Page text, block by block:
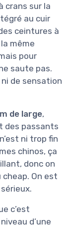
crans sur la
au cuir
ceintures à
même
pour
saute pas.
ni de sensation
de large,
des passants
ni trop fin
chinos, ça
donc on
cheap. On est
c’est
d’une